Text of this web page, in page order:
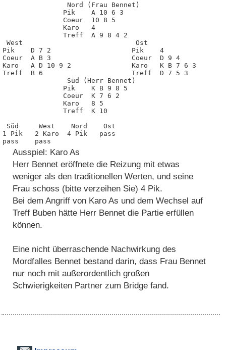
                Nord (Frau Bennet)
               Pik    A 10 6 3
               Coeur  10 8 5
               Karo   4
               Treff  A 9 8 4 2
West                            Ost
Pik    D 7 2                    Pik    4
Coeur  A B 3                    Coeur  D 9 4
Karo   A D 10 9 2               Karo   K B 7 6 3
Treff  B 6                      Treff  D 7 5 3
                Süd (Herr Bennet)
               Pik    K B 9 8 5
               Coeur  K 7 6 2
               Karo   8 5
               Treff  K 10
Süd     West    Nord    Ost
1 Pik   2 Karo  4 Pik   pass
pass    pass
Ausspiel: Karo As
Herr Bennet eröffnete die Reizung mit etwas
weniger als den traditionellen Werten, und seine
Frau schoss (bitte verzeihen Sie) 4 Pik.
Bei dem Angriff von Karo As und dem Wechsel auf
Treff Buben hätte Herr Bennet die Partie erfüllen
können.
Eine nicht überraschende Nachwirkung des
Mordfalles Bennet bestand darin, dass Frau Bennet
nur noch mit außerordentlich großen
Schwierigkeiten Partner zum Bridge fand.